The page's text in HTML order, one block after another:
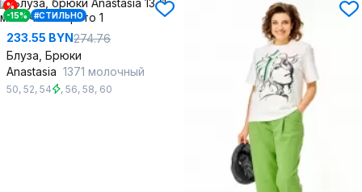
%
-15%
#СТИЛЬНО
233.55 BYN274.76
Блуза, Брюки
Anastasia 1371 молочный
50, 52, 54 , 56, 58, 60